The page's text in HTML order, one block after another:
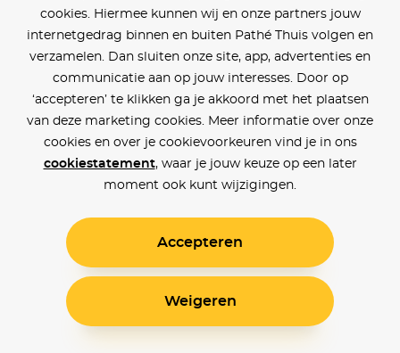
cookies. Hiermee kunnen wij en onze partners jouw
internetgedrag binnen en buiten Pathé Thuis volgen en
verzamelen. Dan sluiten onze site, app, advertenties en
communicatie aan op jouw interesses. Door op
‘accepteren’ te klikken ga je akkoord met het plaatsen
van deze marketing cookies. Meer informatie over onze
cookies en over je cookievoorkeuren vind je in ons
cookiestatement, waar je jouw keuze op een later
moment ook kunt wijzigingen.
Accepteren
Weigeren